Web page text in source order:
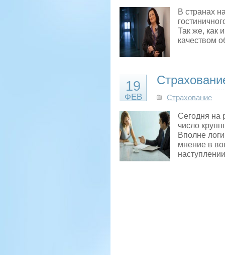
В странах
Так же, как
качеством
19
ФЕВ Страхование
Сегодня на
число
Вполне
мнение в